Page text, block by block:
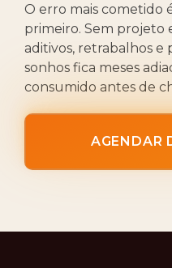
O erro mais cometido
primeiro. Sem projeto
aditivos, retrabalhos e
sonhos fica meses
consumido antes de
AGENDAR